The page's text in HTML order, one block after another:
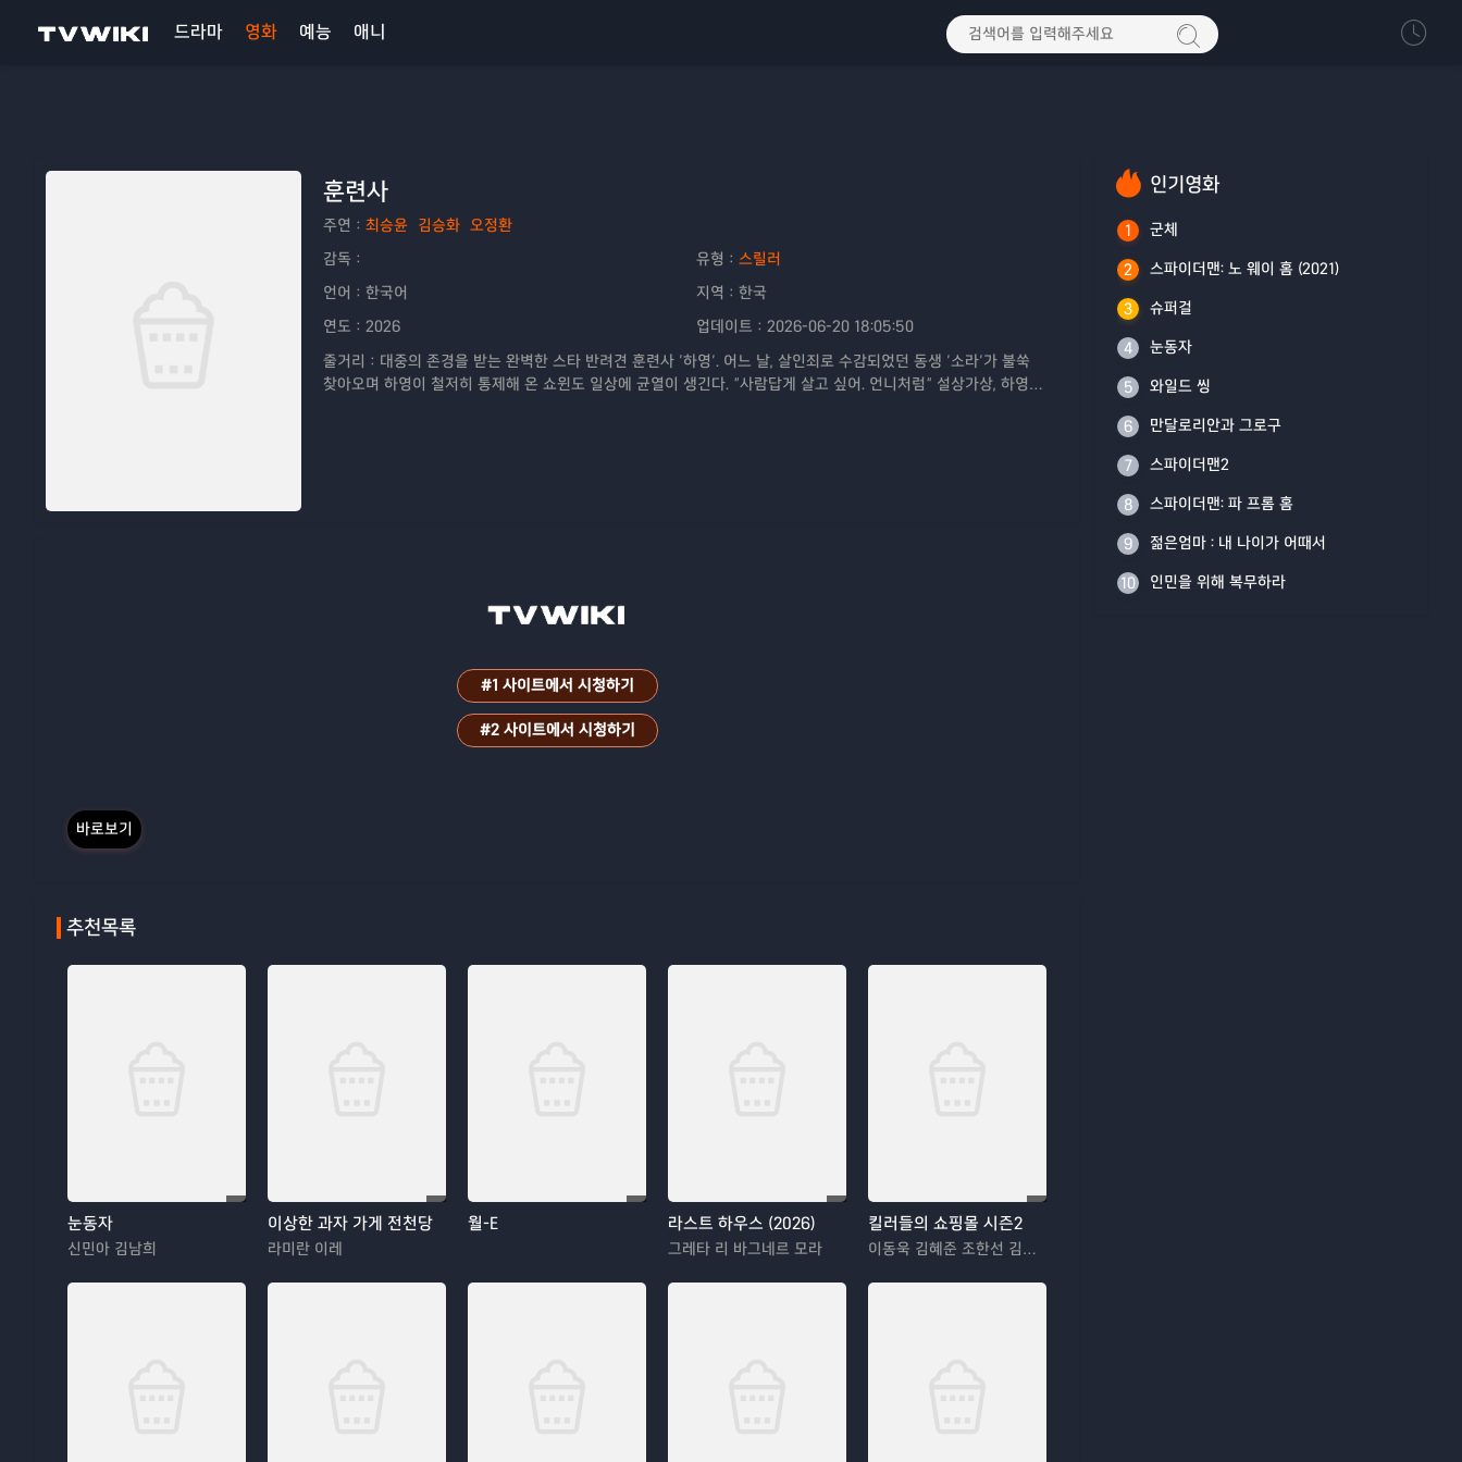
드라마 영화 예능 애니
훈련사
주연： 최승윤 김승화 오정환
감독：
유형： 스릴러
언어： 한국어 지역： 한국
연도： 2026 업데이트： 2026-06-20 18:05:50
줄거리： 대중의 존경을 받는 완벽한 스타 반려견 훈련사 ‘하영’. 어느 날, 살인죄로 수감되었던 동생 ‘소라’가 불쑥
찾아오며 하영이 철저히 통제해 온 쇼윈도 일상에 균열이 생긴다. “사람답게 살고 싶어. 언니처럼” 설상가상, 하영의
#1 사이트에서 시청하기
#2 사이트에서 시청하기
바로보기
추천목록
눈동자
신민아 김남희
이상한 과자 가게 전천당
라미란 이레
월-E 라스트 하우스 (2026)
그레타 리 바그네르 모라
킬러들의 쇼핑몰 시즌2
이동욱 김혜준 조한선 김해나
인기영화
1 군체
2 스파이더맨: 노 웨이 홈 (2021)
3 슈퍼걸
4 눈동자
5 와일드 씽
6 만달로리안과 그로구
7 스파이더맨2
8 스파이더맨: 파 프롬 홈
9 젊은엄마 : 내 나이가 어때서
10 인민을 위해 복무하라